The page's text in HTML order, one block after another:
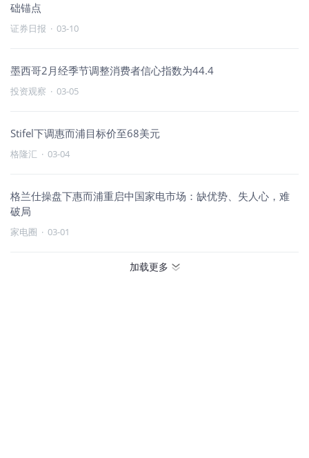
础锚点
证券日报 · 03-10
墨西哥2月经季节调整消费者信心指数为44.4
投资观察 · 03-05
Stifel下调惠而浦目标价至68美元
格隆汇 · 03-04
格兰仕操盘下惠而浦重启中国家电市场：缺优势、失人心，难
破局
家电圈 · 03-01
加载更多